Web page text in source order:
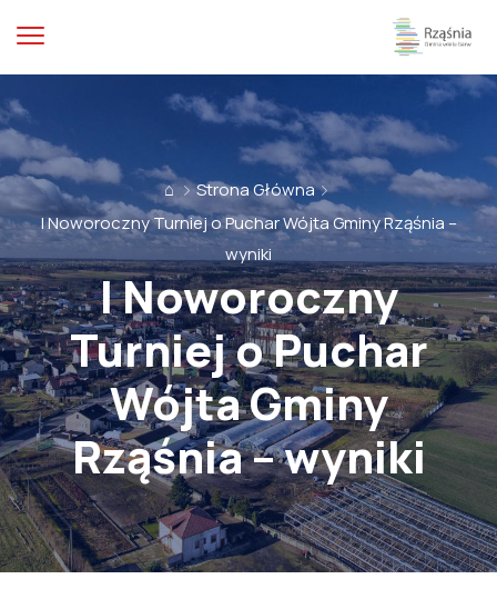
⌂
Strona Główna
I Noworoczny Turniej o Puchar Wójta Gminy Rząśnia –
wyniki
I Noworoczny
Turniej o Puchar
Wójta Gminy
Rząśnia – wyniki